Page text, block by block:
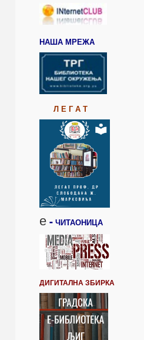
НАША МРЕЖА
Л Е Г А Т
е- ЧИТАОНИЦА
ДИГИТАЛНА ЗБИРКА